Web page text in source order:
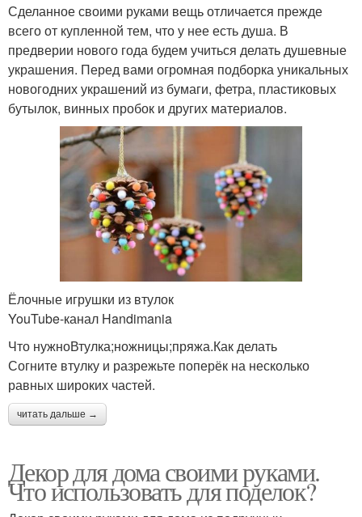
Сделанное своими руками вещь отличается прежде
всего от купленной тем, что у нее есть душа. В
предверии нового года будем учиться делать душевные
украшения. Перед вами огромная подборка уникальных
новогодних украшений из бумаги, фетра, пластиковых
бутылок, винных пробок и других материалов.
Ёлочные игрушки из втулок
YouTube‑канал Handimania
Что нужноВтулка;ножницы;пряжа.Как делать
Согните втулку и разрежьте поперёк на несколько
равных широких частей.
читать дальше →
Декор для дома своими руками.
Что использовать для поделок?